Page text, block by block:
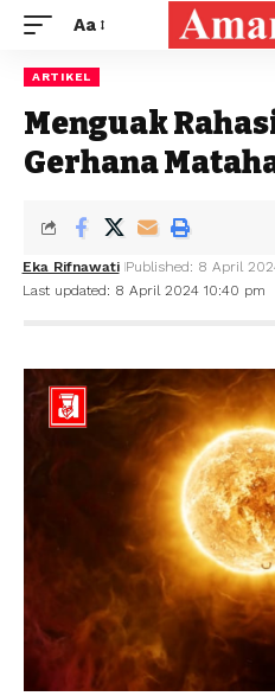
Aa
ARTIKEL
Menguak
Gerhana
Last updated: 8 April 2024 10:40 pm
Eka Rifnawati Published: 8 April